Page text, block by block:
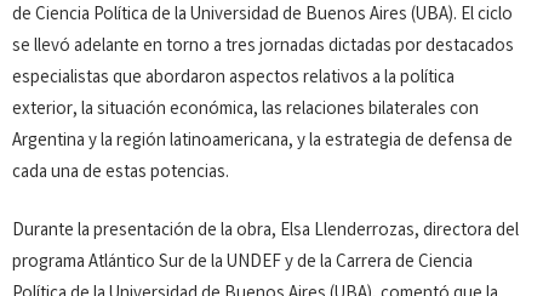
de Ciencia Política de la Universidad de Buenos Aires (UBA). El ciclo
se llevó adelante en torno a tres jornadas dictadas por destacados
especialistas que abordaron aspectos relativos a la política
exterior, la situación económica, las relaciones bilaterales con
Argentina y la región latinoamericana, y la estrategia de defensa de
cada una de estas potencias.
Durante la presentación de la obra, Elsa Llenderrozas, directora del
programa Atlántico Sur de la UNDEF y de la Carrera de Ciencia